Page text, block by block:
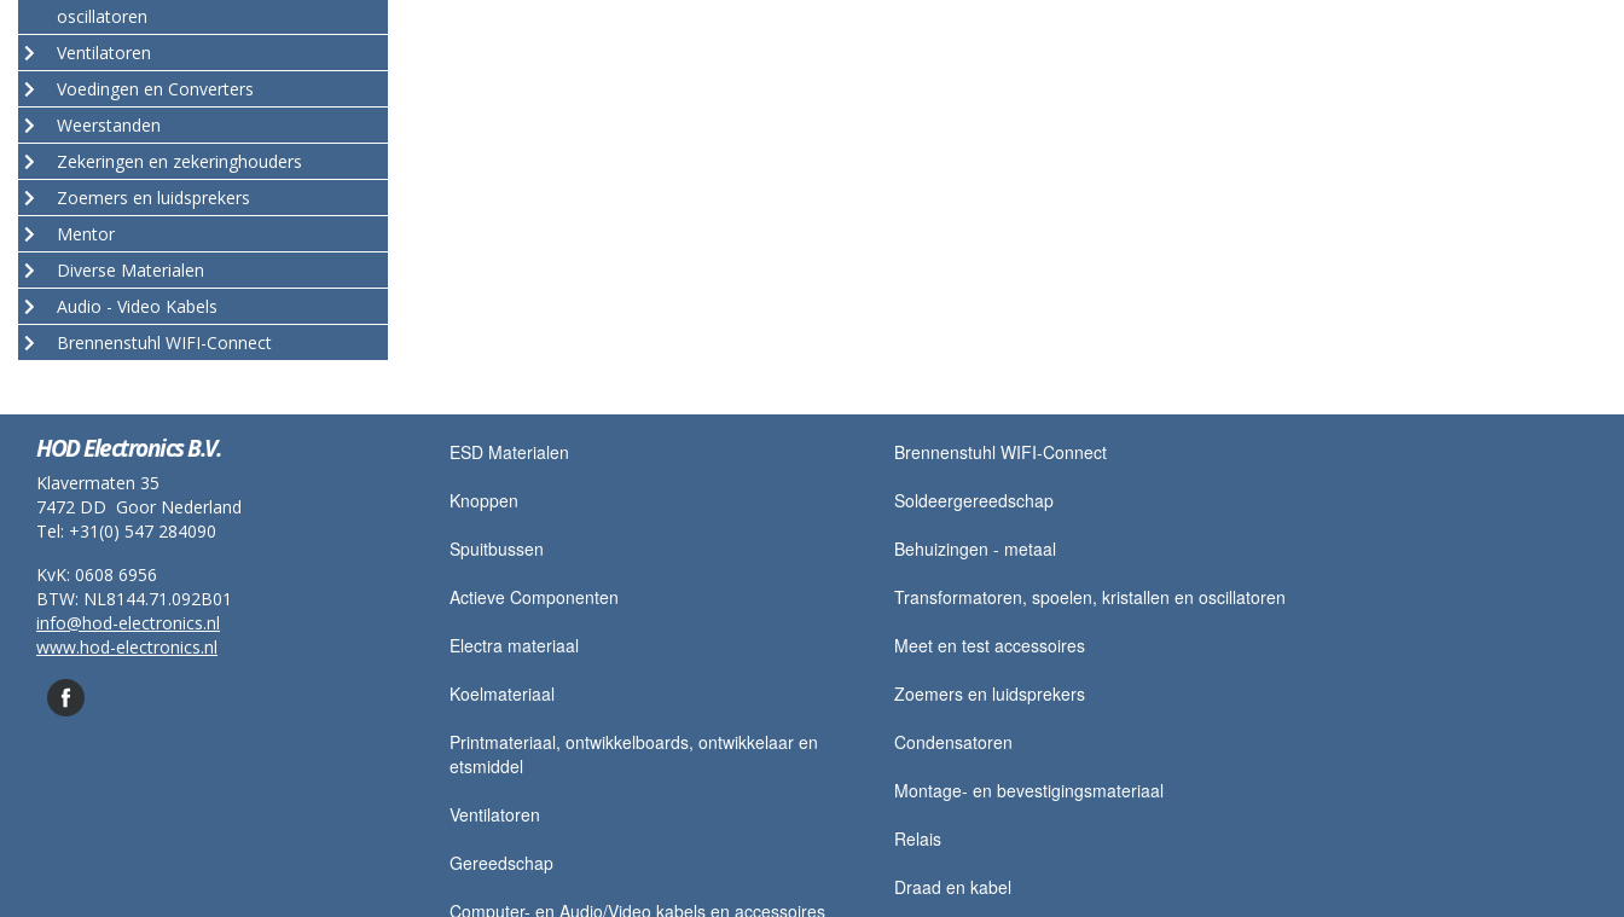
oscillatoren
Ventilatoren
Voedingen en Converters
Weerstanden
Zekeringen en zekeringhouders
Zoemers en luidsprekers
Mentor
Diverse Materialen
Audio - Video Kabels
Brennenstuhl WIFI-Connect
HOD Electronics B.V.
Klavermaten 35
7472 DD Goor Nederland
Tel: +31(0) 547 284090
KvK: 0608 6956
BTW: NL8144.71.092B01
info@hod-electronics.nl
www.hod-electronics.nl
ESD Materialen
Knoppen
Spuitbussen
Actieve Componenten
Electra materiaal
Koelmateriaal
Printmateriaal, ontwikkelboards, ontwikkelaar en
etsmiddel
Ventilatoren
Gereedschap
Computer- en Audio/Video kabels en accessoires
Brennenstuhl WIFI-Connect
Soldeergereedschap
Behuizingen - metaal
Transformatoren, spoelen, kristallen en oscillatoren
Meet en test accessoires
Zoemers en luidsprekers
Condensatoren
Montage- en bevestigingsmateriaal
Relais
Draad en kabel